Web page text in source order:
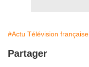
#Actu Télévision française
Partager